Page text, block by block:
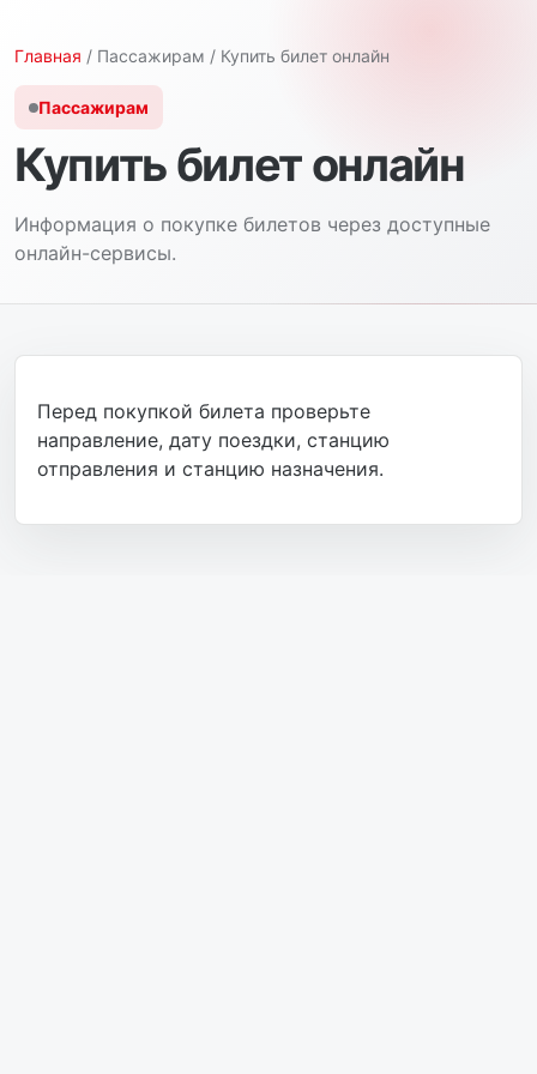
Главная / Пассажирам / Купить билет онлайн
Пассажирам
Купить билет онлайн
Информация о покупке билетов через доступные
онлайн-сервисы.
Перед покупкой билета проверьте
направление, дату поездки, станцию
отправления и станцию назначения.